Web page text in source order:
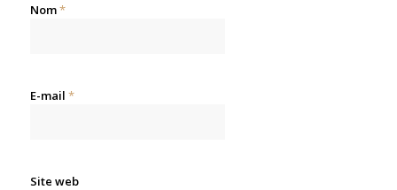
Nom*
E-mail *
Site web